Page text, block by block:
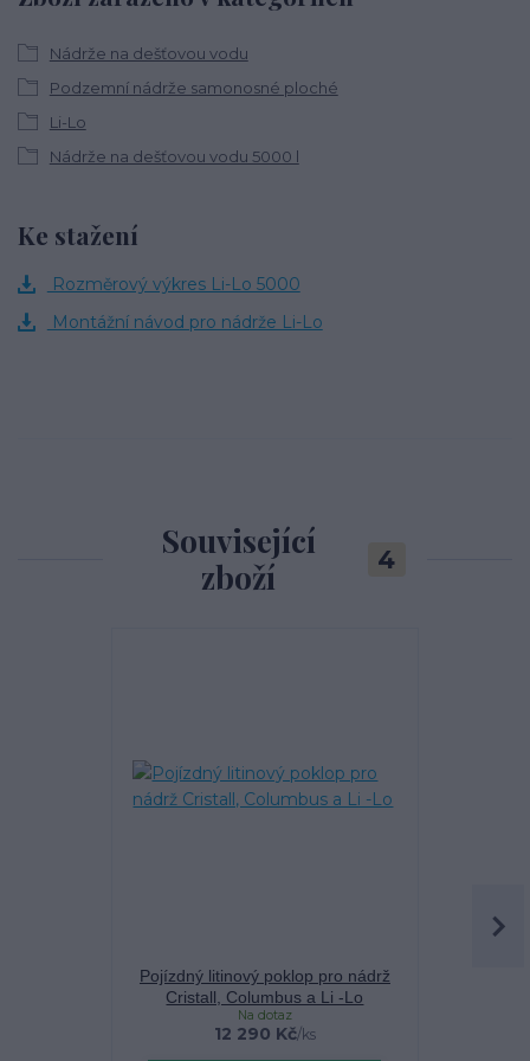
Nádrže na dešťovou vodu
Podzemní nádrže samonosné ploché
Li-Lo
Nádrže na dešťovou vodu 5000 l
Ke stažení
Rozměrový výkres Li-Lo 5000
Montážní návod pro nádrže Li-Lo
Související
zboží
4
Pojízdný litinový poklop pro nádrž
Cristall, Columbus a Li -Lo
12 290 Kč/ks
Na dotaz